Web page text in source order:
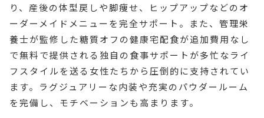
り、産後の体型戻しや脚痩せ、ヒップアップなどのオ
ーダーメイドメニューを完全サポート。また、管理栄
養士が監修した糖質オフの健康宅配食が追加費用なし
で無料で提供される独自の食事サポートが多忙なライ
フスタイルを送る女性たちから圧倒的に支持されてい
ます。ラグジュアリーな内装や充実のパウダールーム
を完備し、モチベーションも高まります。